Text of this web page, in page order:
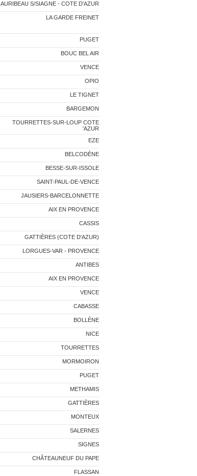
AURIBEAU S/SIAGNE - COTE D'AZUR
LA GARDE FREINET
PUGET
BOUC BEL AIR
VENCE
OPIO
LE TIGNET
BARGEMON
TOURRETTES-SUR-LOUP COTE
'AZUR
EZE
BELCODÈNE
BESSE-SUR-ISSOLE
SAINT-PAUL-DE-VENCE
JAUSIERS-BARCELONNETTE
AIX EN PROVENCE
CASSIS
GATTIÈRES (COTE D'AZUR)
LORGUES-VAR - PROVENCE
ANTIBES
AIX EN PROVENCE
VENCE
CABASSE
BOLLÈNE
NICE
TOURRETTES
MORMOIRON
PUGET
METHAMIS
GATTIÈRES
MONTEUX
SALERNES
SIGNES
CHÂTEAUNEUF DU PAPE
FLASSAN